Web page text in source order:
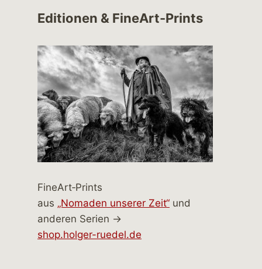
Editionen & FineArt-Prints
FineArt‑Prints
aus „Nomaden unserer Zeit“ und
anderen Serien →
shop.holger-ruedel.de